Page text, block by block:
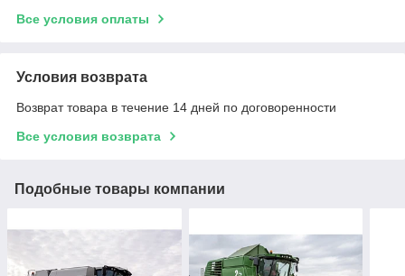
Все условия оплаты
Условия возврата
Возврат товара в течение 14 дней по договоренности
Все условия возврата
Подобные товары компании